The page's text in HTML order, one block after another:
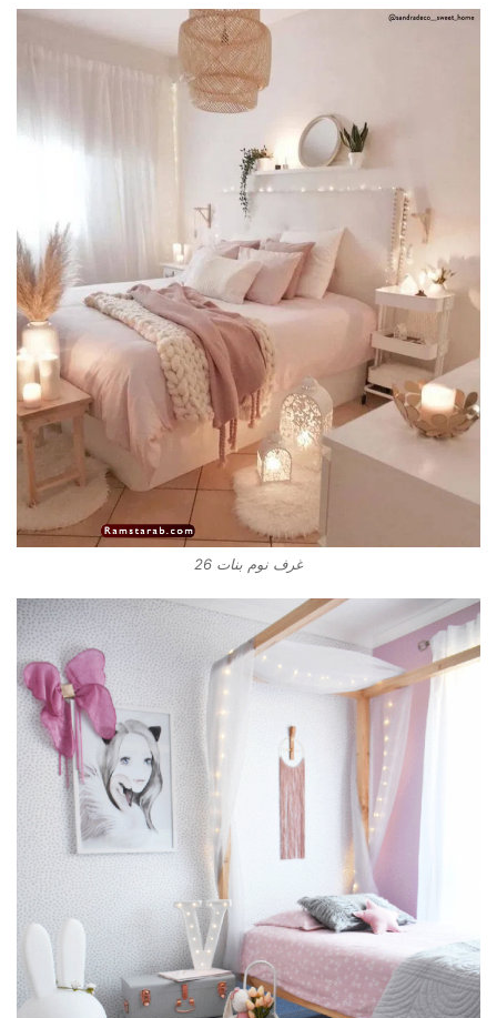
غرف نوم بنات 26